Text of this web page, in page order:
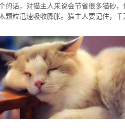
的话，对猫主人来说会节省很多猫砂
颗粒迅速吸收膨胀。猫主人要记住，